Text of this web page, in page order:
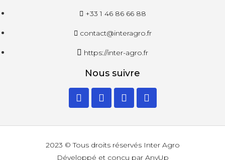
+33 1 46 86 66 88
contact@interagro.fr
https://inter-agro.fr
Nous suivre
2023 © Tous droits réservés Inter Agro
Développé et conçu par AnyUp